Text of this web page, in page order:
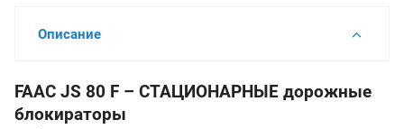
Описание
FAAC JS 80 F – СТАЦИОНАРНЫЕ дорожные
блокираторы